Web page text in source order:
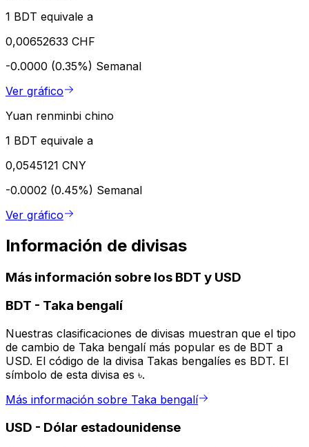
1 BDT equivale a
0,00652633 CHF
-0.0000 (0.35%) Semanal
Ver gráfico
Yuan renminbi chino
1 BDT equivale a
0,0545121 CNY
-0.0002 (0.45%) Semanal
Ver gráfico
Información de divisas
Más información sobre los BDT y USD
BDT - Taka bengalí
Nuestras clasificaciones de divisas muestran que el tipo
de cambio de Taka bengalí más popular es de BDT a
USD. El código de la divisa Takas bengalíes es BDT. El
símbolo de esta divisa es ৳.
Más información sobre Taka bengalí
USD - Dólar estadounidense